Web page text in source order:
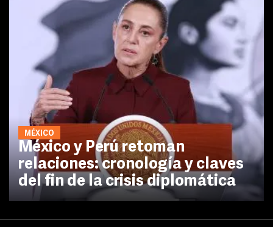
MÉXICO
México y Perú retoman
relaciones: cronología y claves
del fin de la crisis diplomática